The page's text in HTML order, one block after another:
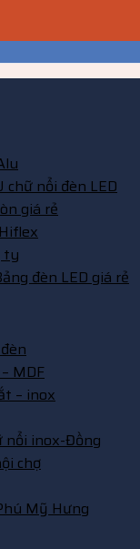
chữ nổi đèn LED
giá rẻ
ty
đèn LED giá rẻ
MDF
– inox
nổi inox-Đồng
chợ
Mỹ Hưng